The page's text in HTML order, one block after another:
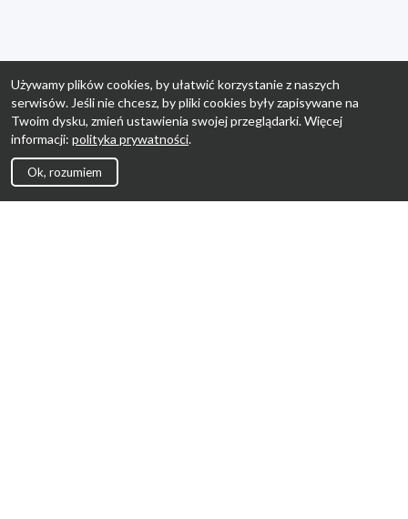
Używamy plików cookies, by ułatwić korzystanie z naszych
serwisów. Jeśli nie chcesz, by pliki cookies były zapisywane na
Twoim dysku, zmień ustawienia swojej przeglądarki. Więcej
informacji: polityka prywatności.
Ok, rozumiem